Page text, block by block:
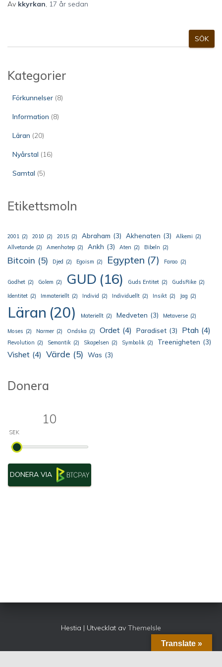
Av kkyrkan, 17 år sedan
ö
SÖK
Kategorier
Förkunnelser (8)
Information (8)
Läran (20)
Nyårstal (16)
Samtal (5)
Etikettsmoln
2001 (2) 2010 (2) 2015 (2) Abraham (3) Akhenaten (3) Alkemi (2)
Allvetande (2) Amenhotep (2) Ankh (3) Aten (2) Bibeln (2)
Bitcoin (5) Djed (2) Egoism (2) Egypten (7) Farao (2)
Godhet (2) Golem (2) GUD (16) Guds Entitet (2) GudsRike (2)
Identitet (2) Immateriellt (2) Individ (2) Individuellt (2) Insikt (2) Jag (2)
Läran (20) Materiellt (2) Medveten (3) Metaverse (2)
Moses (2) Narmer (2) Ondska (2) Ordet (4) Paradiset (3) Ptah (4)
Revolution (2) Semantik (2) Skapelsen (2) Symbolik (2) Treenigheten (3)
Vishet (4) Värde (5) Was (3)
Donera
DONERA VIA
Hestia | Utvecklat av ThemeIsle
Translate »